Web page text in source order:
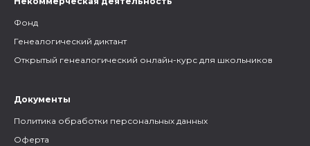
Фонд
Генеалогический диктант
Открытый генеалогический онлайн-курс для школьников
Документы
Политика обработки персональных данных
Оферта